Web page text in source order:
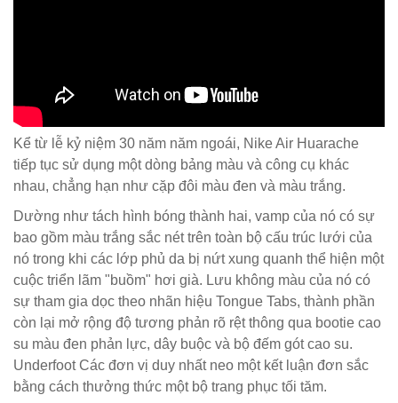
Kể từ lễ kỷ niệm 30 năm năm ngoái, Nike Air Huarache
tiếp tục sử dụng một dòng bảng màu và công cụ khác
nhau, chẳng hạn như cặp đôi màu đen và màu trắng.
Dường như tách hình bóng thành hai, vamp của nó có sự
bao gồm màu trắng sắc nét trên toàn bộ cấu trúc lưới của
nó trong khi các lớp phủ da bị nứt xung quanh thể hiện một
cuộc triển lãm "buồm" hơi già. Lưu không màu của nó có
sự tham gia dọc theo nhãn hiệu Tongue Tabs, thành phần
còn lại mở rộng độ tương phản rõ rệt thông qua bootie cao
su màu đen phản lực, dây buộc và bộ đếm gót cao su.
Underfoot Các đơn vị duy nhất neo một kết luận đơn sắc
bằng cách thưởng thức một bộ trang phục tối tăm.